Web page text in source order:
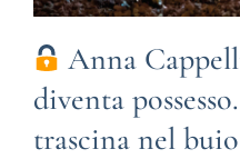
Anna
diventa
trascina nel